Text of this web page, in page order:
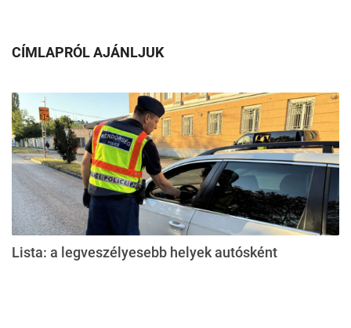
CÍMLAPRÓL AJÁNLJUK
Lista: a legveszélyesebb helyek autósként